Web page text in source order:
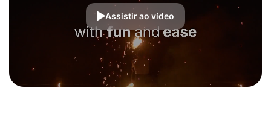
Assistir ao vídeo